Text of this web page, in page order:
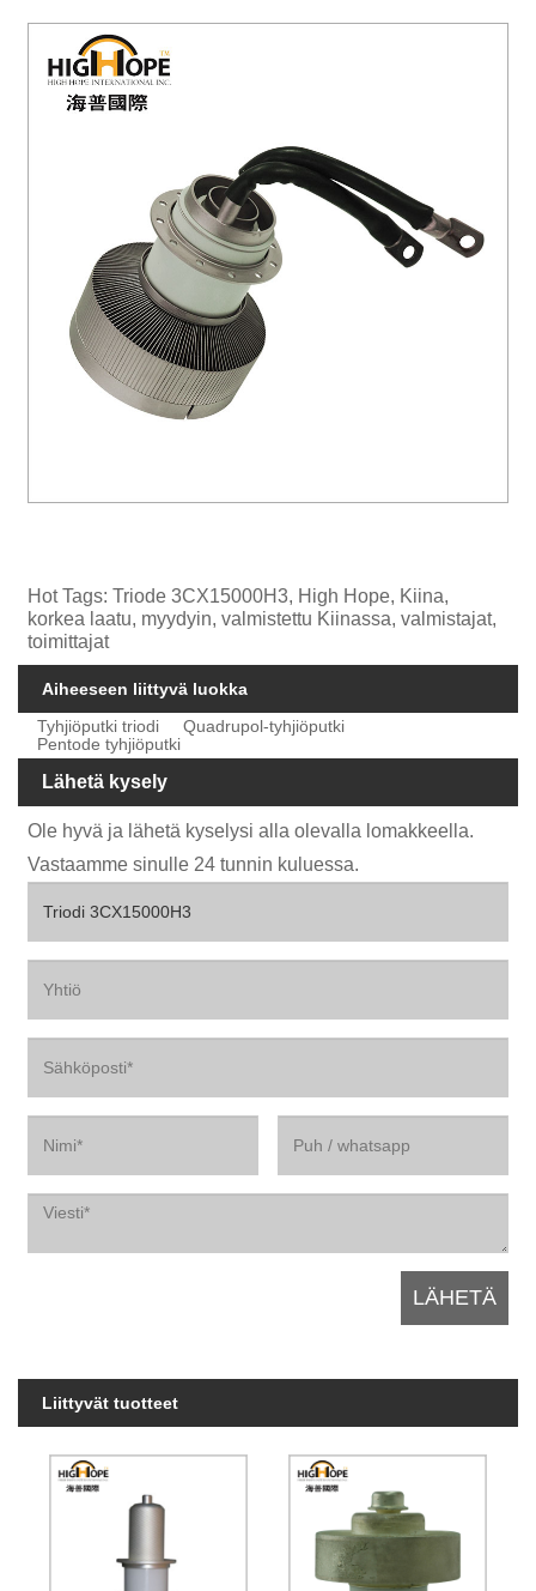
Hot Tags: Triode 3CX15000H3, High Hope, Kiina,
korkea laatu, myydyin, valmistettu Kiinassa, valmistajat,
toimittajat
Aiheeseen liittyvä luokka
Tyhjiöputki triodi
Quadrupol-tyhjiöputki
Pentode tyhjiöputki
Lähetä kysely
Ole hyvä ja lähetä kyselysi alla olevalla lomakkeella.
Vastaamme sinulle 24 tunnin kuluessa.
Liittyvät tuotteet